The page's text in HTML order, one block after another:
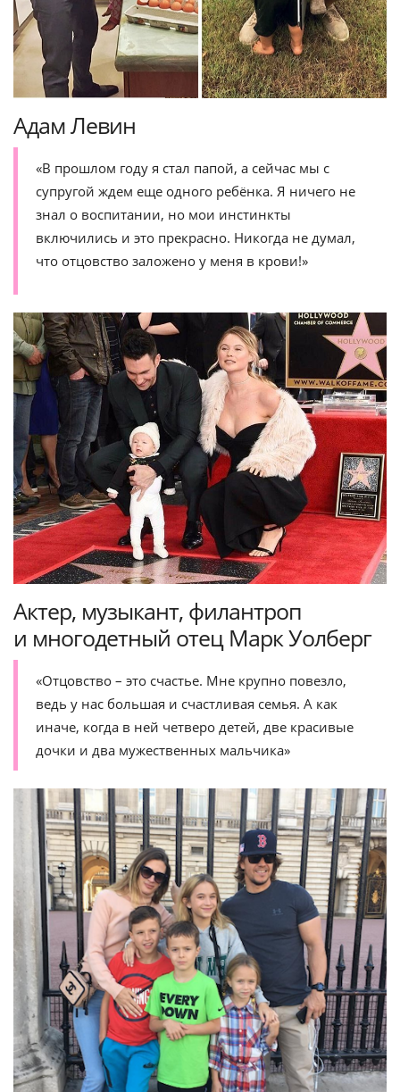
Адам Левин
«В прошлом году я стал папой, а сейчас мы с
супругой ждем еще одного ребёнка. Я ничего не
знал о воспитании, но мои инстинкты
включились и это прекрасно. Никогда не думал,
что отцовство заложено у меня в крови!»
Актер, музыкант, филантроп
и многодетный отец Марк Уолберг
«Отцовство – это счастье. Мне крупно повезло,
ведь у нас большая и счастливая семья. А как
иначе, когда в ней четверо детей, две красивые
дочки и два мужественных мальчика»